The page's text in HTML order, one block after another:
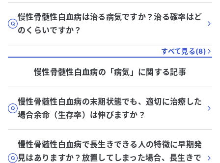
慢性骨髄性白血病は治る病気ですか？治る確率はど
のくらいですか？
すべて見る(8)
慢性骨髄性白血病の「病気 」に関する記事
慢性骨髄性白血病の末期状態でも、適切に治療した
場合余命（生存率）は伸びますか？
慢性骨髄性白血病で長生きできる人の特徴に早期発
見はありますか？放置してしまった場合、長生きで